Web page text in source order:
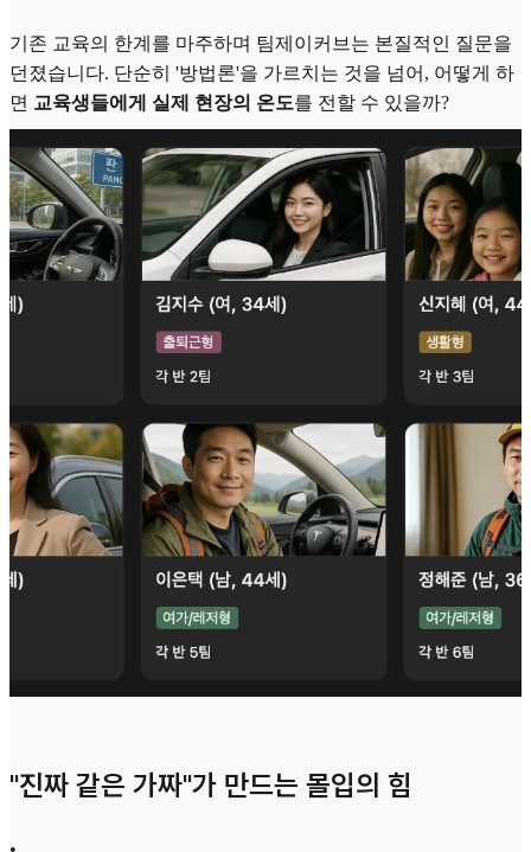
기존 교육의 한계를 마주하며 팀제이커브는 본질적인 질문을
던졌습니다. 단순히 '방법론'을 가르치는 것을 넘어, 어떻게 하
면 교육생들에게 실제 현장의 온도를 전할 수 있을까?
"진짜 같은 가짜"가 만드는 몰입의 힘